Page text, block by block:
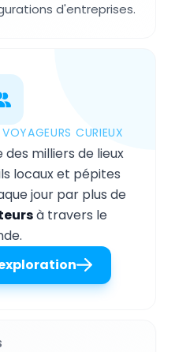
d'entreprises.
CURIEUX
milliers de lieux
locaux et pépites
jour par plus de
à travers le